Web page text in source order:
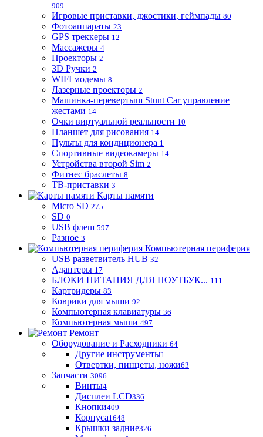
909
Игровые приставки, джостики, геймпады 80
Фотоаппараты 23
GPS треккеры 12
Массажеры 4
Проекторы 2
3D Ручки 2
WIFI модемы 8
Лазерные проекторы 2
Машинка-перевертыш Stunt Car управление
жестами 14
Очки виртуальной реальности 10
Планшет для рисования 14
Пульты для кондиционера 1
Спортивные видеокамеры 14
Устройства второй Sim 2
Фитнес браслеты 8
ТВ-приставки 3
Карты памяти
Micro SD 275
SD 0
USB флеш 597
Разное 3
Компьютерная периферия
USB разветвитель HUB 32
Адаптеры 17
БЛОКИ ПИТАНИЯ ДЛЯ НОУТБУК... 111
Картридеры 83
Коврики для мыши 92
Компьютерная клавиатуры 36
Компьютерная мыши 497
Ремонт
Оборудование и Расходники 64
Другие инструменты1
Отвертки, пинцеты, ножи63
Запчасти 3096
Винты4
Дисплеи LCD336
Кнопки409
Корпуса1648
Крышки задние326